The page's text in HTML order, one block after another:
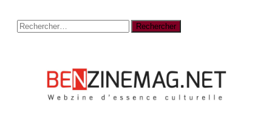
Rechercher :